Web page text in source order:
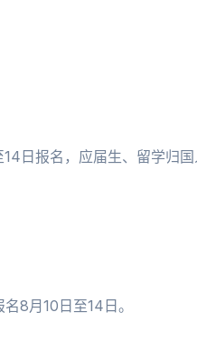
日报名，应届生、留学归国
8月10日至14日。